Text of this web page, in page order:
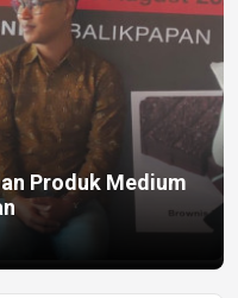
Produk Medium